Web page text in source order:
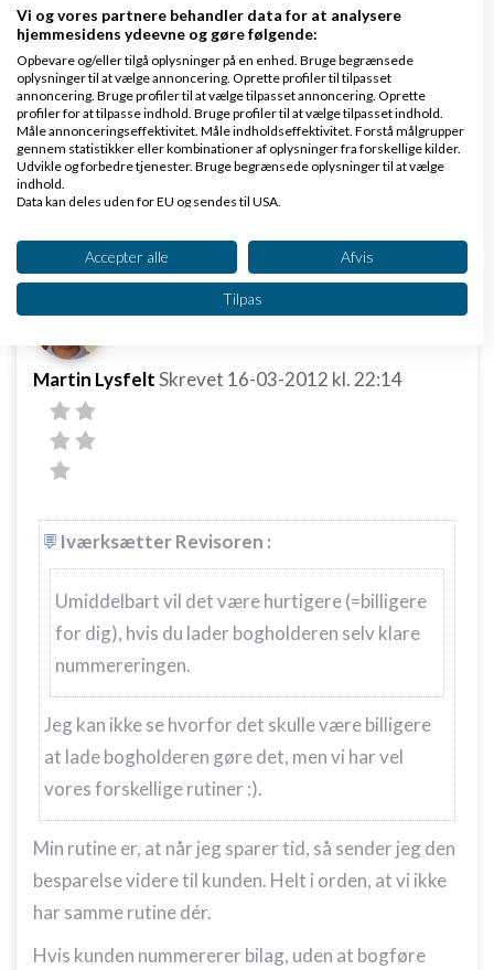
forskellige rutiner :).
Grund til at du skal opgøre en debitorliste såvel som
en kreditorliste ermomsenskal indregnes i den
rigtige periode. Indtægter ogomkostningerskal
indregnes i den periode disse vedrører.
Svar
Martin LysfeltSkrevet 16-03-2012 kl. 22:14
Iværksætter Revisoren :
Umiddelbart vil det være hurtigere (=billigere
for dig), hvis du lader bogholderen selv klare
nummereringen.
Jeg kan ikke se hvorfor det skulle være billigere
at lade bogholderen gøre det, men vi har vel
vores forskellige rutiner :).
Min rutine er, at når jeg sparer tid, så sender jeg den
besparelse videre til kunden. Helt i orden, at vi ikke
har samme rutine dér.
Hvis kunden nummererer bilag, uden at bogføre
Vi og vores partnere behandler data for at analysere
hjemmesidens ydeevne og gøre følgende:
Opbevare og/eller tilgå oplysninger på en enhed. Bruge begrænsede
oplysninger til at vælge annoncering. Oprette profiler til tilpasset
annoncering. Bruge profiler til at vælge tilpasset annoncering. Oprette
profiler for at tilpasse indhold. Bruge profiler til at vælge tilpasset indhold.
Måle annonceringseffektivitet. Måle indholdseffektivitet. Forstå målgrupper
gennem statistikker eller kombinationer af oplysninger fra forskellige kilder.
Udvikle og forbedre tjenester. Bruge begrænsede oplysninger til at vælge
indhold.
Data kan deles uden for EU og sendes til USA.
Se partnerliste (2 IAB-leverandører)
Vi bruger dine data til følgende formål:
IAB's behandlingsformål:
Opbevare og/eller tilgå oplysninger på en
enhed
Bruge begrænsede oplysninger til at vælge
annoncering
Oprette profiler til tilpasset annoncering
Bruge profiler til at vælge tilpasset
annoncering
Oprette profiler for at tilpasse indhold
Bruge profiler til at vælge tilpasset indhold
Måle annonceringseffektivitet
Måle indholdseffektivitet
Forstå målgrupper gennem statistikker eller
kombinationer af oplysninger fra forskellige
kilder
Udvikle og forbedre tjenester
Bruge begrænsede oplysninger til at vælge
indhold
IAB Special Features:
Accepter alle Afvis
Tilpas